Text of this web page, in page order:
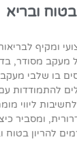
בטוח ובריא
ומקיף
מעקב מסודר,
בו שלבי מעקב
להתמודדות עם
ליווי
ומסביר
להריון בטוח